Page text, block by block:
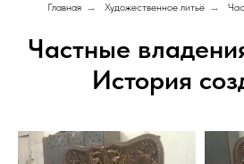
Главная → Художественное литьё →
Частные
История